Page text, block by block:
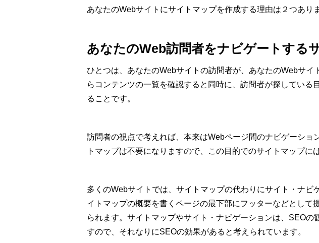
あなたのWebサイトにサイトマップを作成する理由は２つあり
あなたのWeb訪問者をナビゲートする
ひとつは、あなたのWebサイトの訪問者が、あなたのWebサイ
らコンテンツの一覧を確認すると同時に、訪問者が探している
ることです。
訪問者の視点で考えれば、本来はWebページ間のナビゲーショ
トマップは不要になりますので、この目的でのサイトマップに
多くのWebサイトでは、サイトマップの代わりにサイト・ナビ
イトマップの概要を書くページの最下部にフッターなどとして
られます。サイトマップやサイト・ナビゲーションは、SEOの
すので、それなりにSEOの効果があると考えられています。